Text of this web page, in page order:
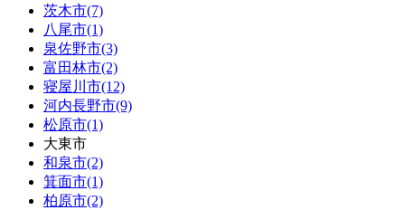
茨木市(7)
八尾市(1)
泉佐野市(3)
富田林市(2)
寝屋川市(12)
河内長野市(9)
松原市(1)
大東市
和泉市(2)
箕面市(1)
柏原市(2)